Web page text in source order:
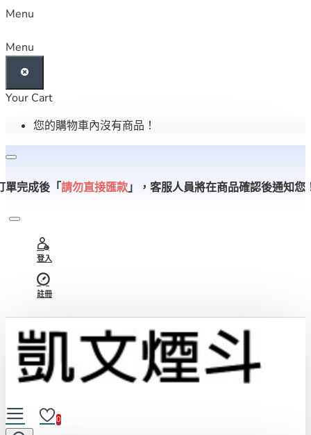
Menu
Menu
Your Cart
您的購物車內沒有商品！
單完成後「請勿直接匯款 」， 客服人員將在商品確認後通知您
登入
註冊
0